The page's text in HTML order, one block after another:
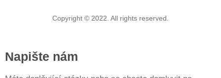
Copyright © 2022. All rights reserved.
Napište nám